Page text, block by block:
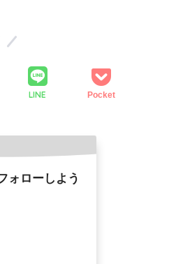
LINE Pocket
ォローしよう